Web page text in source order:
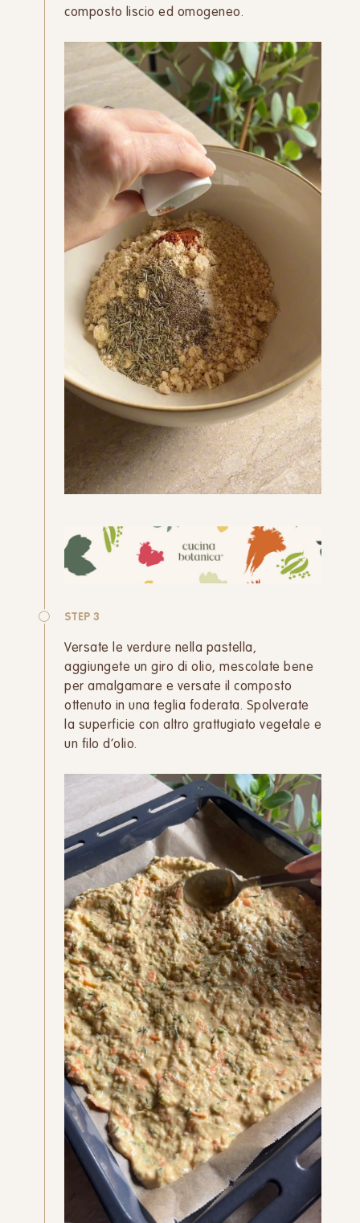
composto liscio ed omogeneo.
STEP 3
Versate le verdure nella pastella,
aggiungete un giro di olio, mescolate bene
per amalgamare e versate il composto
ottenuto in una teglia foderata. Spolverate
la superficie con altro grattugiato vegetale e
un filo d’olio.